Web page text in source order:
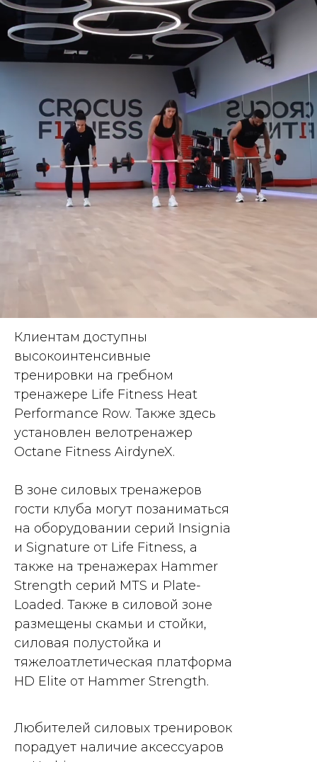
Клиентам доступны
высокоинтенсивные
тренировки на гребном
тренажере Life Fitness Heat
Performance Row. Также здесь
установлен велотренажер
Octane Fitness AirdyneX.
В зоне силовых тренажеров
гости клуба могут позаниматься
на оборудовании серий Insignia
и Signature от Life Fitness, а
также на тренажерах Hammer
Strength серий MTS и Plate-
Loaded. Также в силовой зоне
размещены скамьи и стойки,
силовая полустойка и
тяжелоатлетическая платформа
HD Elite от Hammer Strength.
Любителей силовых тренировок
порадует наличие аксессуаров